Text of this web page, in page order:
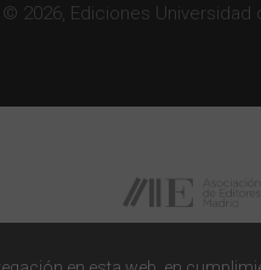
© 2026, Ediciones Universidad